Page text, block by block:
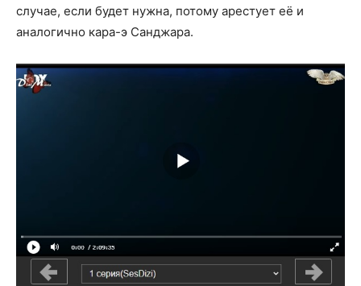
случае, если будет нужна, потому арестует её и
аналогично кара-э Санджара.